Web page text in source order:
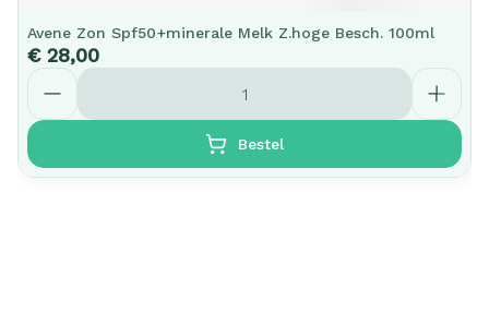
Avene Zon Spf50+minerale Melk Z.hoge Besch. 100ml
€ 28,00
Aantal
Bestel